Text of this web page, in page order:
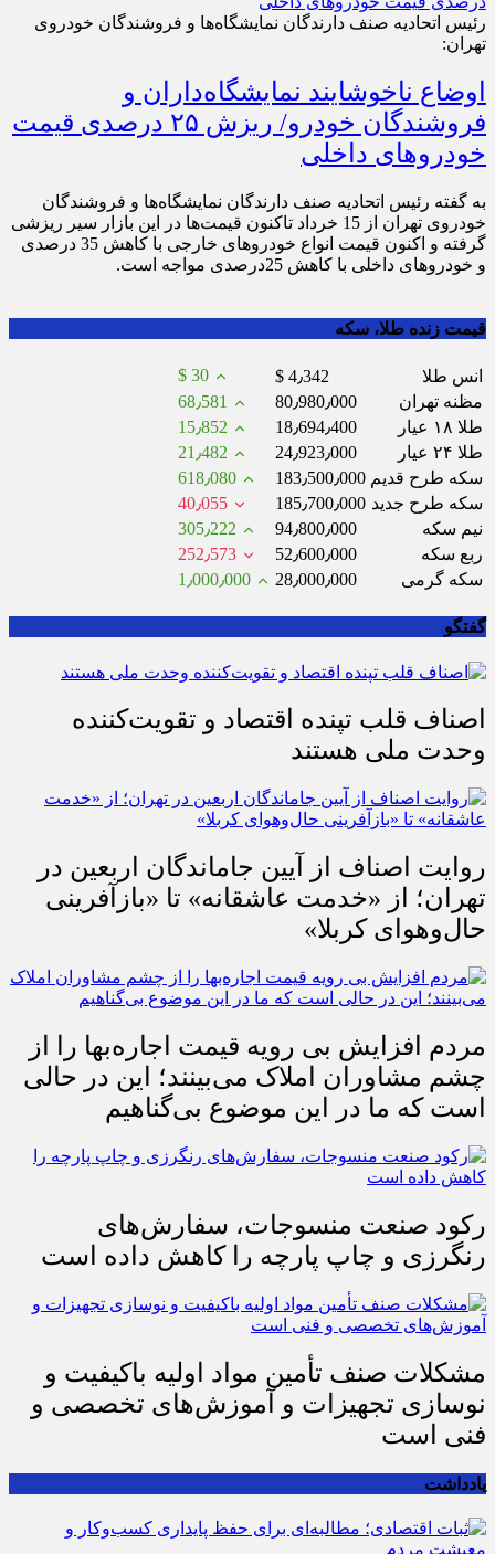
رئیس اتحادیه صنف دارندگان نمایشگاه‌ها و فروشندگان خودروی
اوضاع ناخوشایند نمایشگاه‌داران و
فروشندگان خودرو/ ریزش ۲۵ درصدی قیمت
خودروهای داخلی
به گفته رئیس اتحادیه صنف دارندگان نمایشگاه‌ها و فروشندگان
خودروی تهران از 15 خرداد تاکنون قیمت‌ها در این بازار سیر ریزشی
انس طلا $ 4٫342
$ 30
مظنه تهران
80٫980٫000
68٫581
طلا ۱۸ عیار
18٫694٫400
15٫852
طلا ۲۴ عیار
24٫923٫000
21٫482
سکه طرح قدیم 183٫500٫000
618٫080
سکه طرح جدید
185٫700٫000
40٫055
نیم سکه
94٫800٫000
305٫222
ربع سکه
52٫600٫000
252٫573
اصناف قلب تپنده اقتصاد و تقویت‌کننده
وحدت ملی هستند
روایت اصناف از آیین جاماندگان اربعین در
تهران؛ از «خدمت عاشقانه» تا «بازآفرینی
حال‌وهوای کربلا»
مردم افزایش بی رویه قیمت اجاره‌بها را از
چشم مشاوران املاک می‌بینند؛ این در حالی
است که ما در این موضوع بی‌گناهیم
رکود صنعت منسوجات، سفارش‌های
رنگرزی و چاپ پارچه را کاهش داده است
مشکلات صنف تأمین مواد اولیه باکیفیت و
نوسازی تجهیزات و آموزش‌های تخصصی و
فنی است